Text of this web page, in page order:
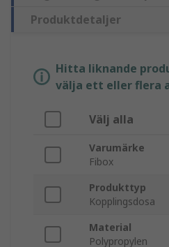
Produktdetaljer
Hitta liknande
välja ett eller flera
Välj alla
Varumärke
Fibox
Produkttyp
Kopplingsdosa
Material
Polypropylen